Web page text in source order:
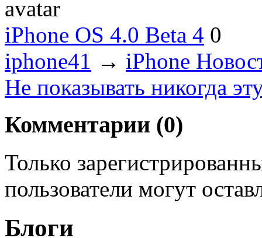
iPhone OS 4.0 Beta 4 0
iphone41 → iPhone
Не показывать никогда
Комментарии (0)
Только
пользователи могут
Блоги